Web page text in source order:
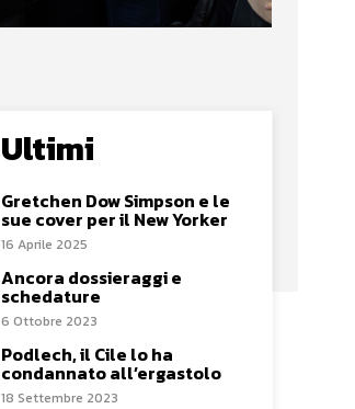
Ultimi
Gretchen Dow Simpson e le
sue cover per il New Yorker
16 Aprile 2025
Ancora dossieraggi e
schedature
6 Ottobre 2023
Podlech, il Cile lo ha
condannato all’ergastolo
18 Settembre 2023